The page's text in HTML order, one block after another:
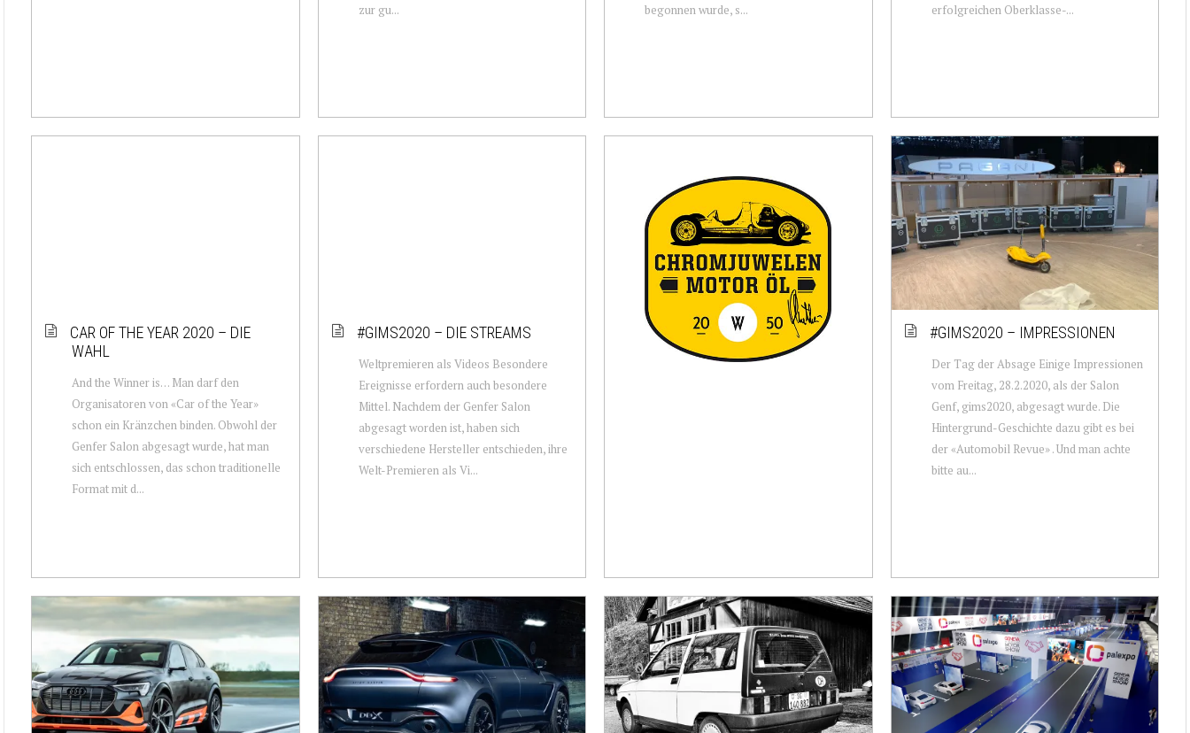
zur gu...
begonnen wurde, s...
erfolgreichen Oberklasse-...
CAR OF THE YEAR 2020 – DIE
WAHL
And the Winner is… Man darf den
Organisatoren von «Car of the Year»
schon ein Kränzchen binden. Obwohl der
Genfer Salon abgesagt wurde, hat man
sich entschlossen, das schon traditionelle
Format mit d...
#GIMS2020 – DIE STREAMS
Weltpremieren als Videos Besondere
Ereignisse erfordern auch besondere
Mittel. Nachdem der Genfer Salon
abgesagt worden ist, haben sich
verschiedene Hersteller entschieden, ihre
Welt-Premieren als Vi...
#GIMS2020 – IMPRESSIONEN
Der Tag der Absage Einige Impressionen
vom Freitag, 28.2.2020, als der Salon
Genf, gims2020, abgesagt wurde. Die
Hintergrund-Geschichte dazu gibt es bei
der «Automobil Revue» . Und man achte
bitte au...